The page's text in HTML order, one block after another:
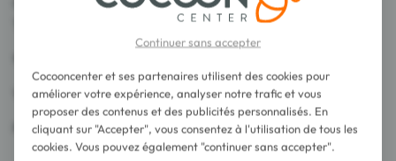
Convient à tous types de peaux.
Testé sous contrôle dermatologique.
Vegan.
Fabriqué en France.
Continuer sans accepter
Cocooncenter et ses partenaires utilisent des cookies pour
améliorer votre expérience, analyser notre trafic et vous
proposer des contenus et des publicités personnalisés. En
cliquant sur "Accepter", vous consentez à l'utilisation de tous les
cookies. Vous pouvez également "continuer sans accepter".